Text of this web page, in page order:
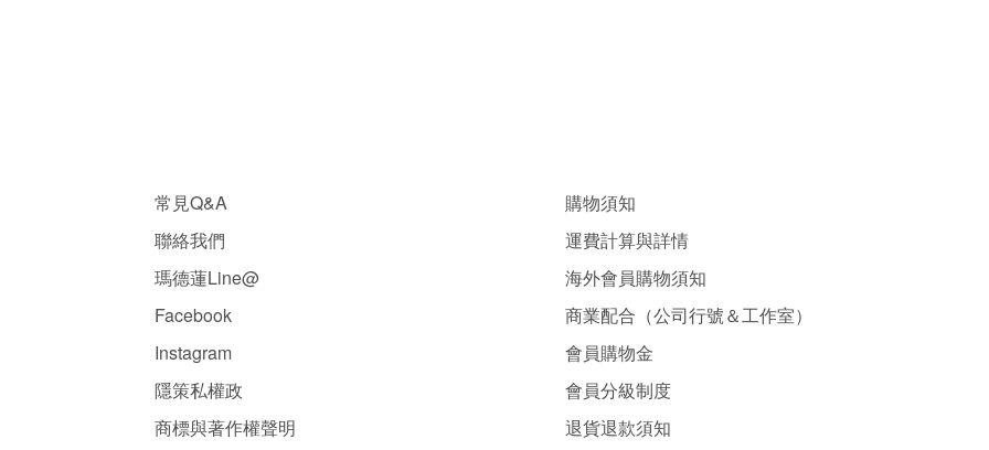
常見Q&A
聯絡我們
瑪德蓮Line@
Facebook
Instagram
隱策私權政
商標與著作權聲明
購物須知
運費計算與詳情
海外會員購物須知
商業配合（公司行號＆工作室）
會員購物金
會員分級制度
退貨退款須知